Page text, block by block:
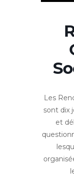
Les
sont dix
et